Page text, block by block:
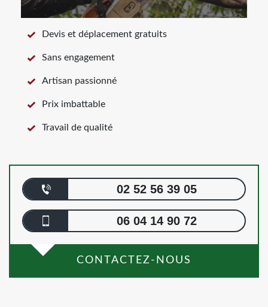
Devis et déplacement gratuits
Sans engagement
Artisan passionné
Prix imbattable
Travail de qualité
02 52 56 39 05
06 04 14 90 72
CONTACTEZ-NOUS